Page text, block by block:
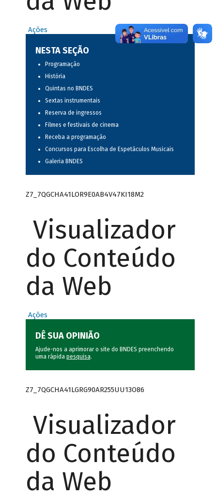
Ações
NESTA SEÇÃO
Programação
História
Quintas no BNDES
Sextas instrumentais
Reserva de ingressos
Filmes e festivais de cinema
Receba a programação
Concursos para Escolha de Espetáculos Musicais
Galeria BNDES
Z7_7QGCHA41LOR9E0AB4V47KI18M2
Visualizador
do Conteúdo
da Web
Ações
DÊ SUA OPINIÃO
Ajude-nos a aprimorar o site do BNDES preenchendo
uma rápida pesquisa.
Z7_7QGCHA41LGRG90AR255UU13O86
Visualizador
do Conteúdo
da Web